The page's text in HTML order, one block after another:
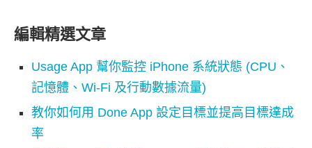
編輯精選文章
Usage App 幫你監控 iPhone 系統狀態 (CPU、
記憶體、Wi-Fi 及行動數據流量)
教你如何用 Done App 設定目標並提高目標達成
率